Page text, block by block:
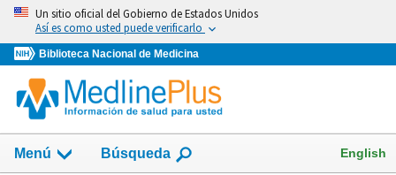
Omita
vaya
al
Contenido
Un sitio oficial del Gobierno de Estados Unidos
Así es como usted puede verificarlo
Biblioteca Nacional de Medicina
Menú
Mostrar
Búsqueda English